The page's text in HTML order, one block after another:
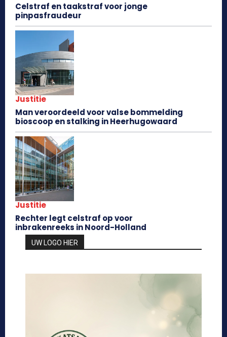
Celstraf en taakstraf voor jonge
pinpasfraudeur
Justitie
Man veroordeeld voor valse bommelding
bioscoop en stalking in Heerhugowaard
Justitie
Rechter legt celstraf op voor
inbrakenreeks in Noord-Holland
UW LOGO HIER